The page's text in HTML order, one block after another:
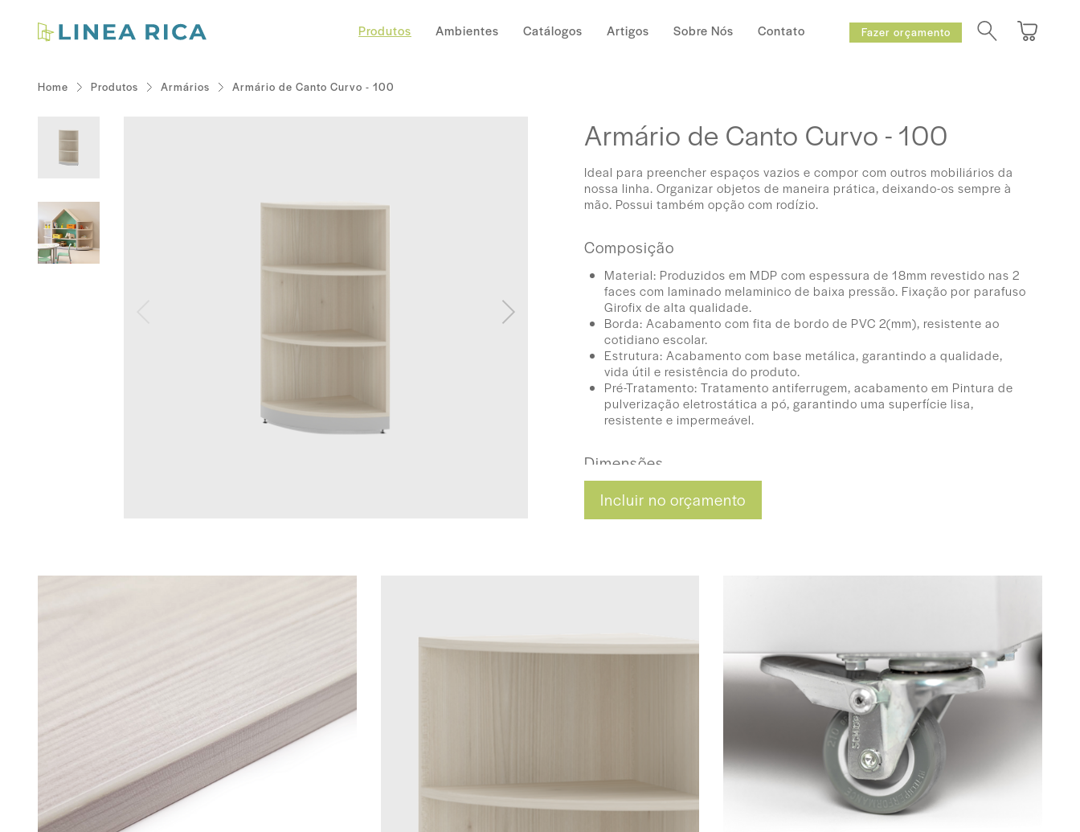
Produtos Ambientes Catálogos Artigos Sobre Nós Contato Fazer orçamento
Home Produtos Armários Armário de Canto Curvo - 100
Armário de Canto Curvo - 100
Ideal para preencher espaços vazios e compor com outros mobiliários da
nossa linha. Organizar objetos de maneira prática, deixando-os sempre à
mão. Possui também opção com rodízio.
Composição
Material: Produzidos em MDP com espessura de 18mm revestido nas 2
faces com laminado melaminico de baixa pressão. Fixação por parafuso
Girofix de alta qualidade.
Borda: Acabamento com fita de bordo de PVC 2(mm), resistente ao
cotidiano escolar.
Estrutura: Acabamento com base metálica, garantindo a qualidade,
vida útil e resistência do produto.
Pré-Tratamento: Tratamento antiferrugem, acabamento em Pintura de
pulverização eletrostática a pó, garantindo uma superfície lisa,
resistente e impermeável.
Dimensões
Incluir no orçamento